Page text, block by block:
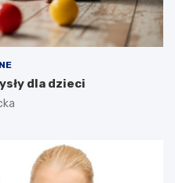
dla dzieci